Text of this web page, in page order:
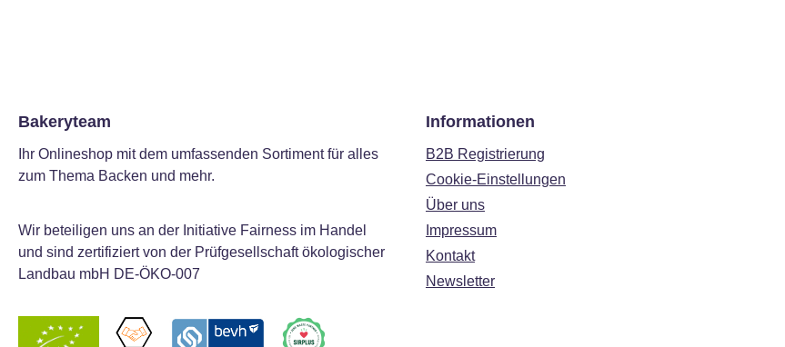
Bakeryteam
Ihr Onlineshop mit dem umfassenden Sortiment für alles
zum Thema Backen und mehr.
Wir beteiligen uns an der Initiative Fairness im Handel
und sind zertifiziert von der Prüfgesellschaft ökologischer
Landbau mbH DE-ÖKO-007
Informationen
B2B Registrierung
Cookie-Einstellungen
Über uns
Impressum
Kontakt
Newsletter